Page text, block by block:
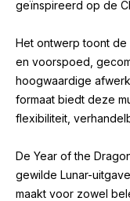
geïnspireerd op de
Het ontwerp toont de
en voorspoed,
hoogwaardige
formaat biedt deze
flexibiliteit,
De Year of the
gewilde Lunar-
maakt voor zowel